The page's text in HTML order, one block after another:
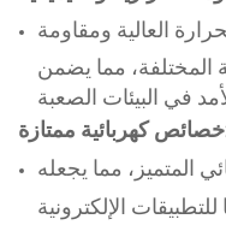
العالية ومقاومة
المختلفة، مما يضمن
ممتازة:
المتميز، مما يجعله